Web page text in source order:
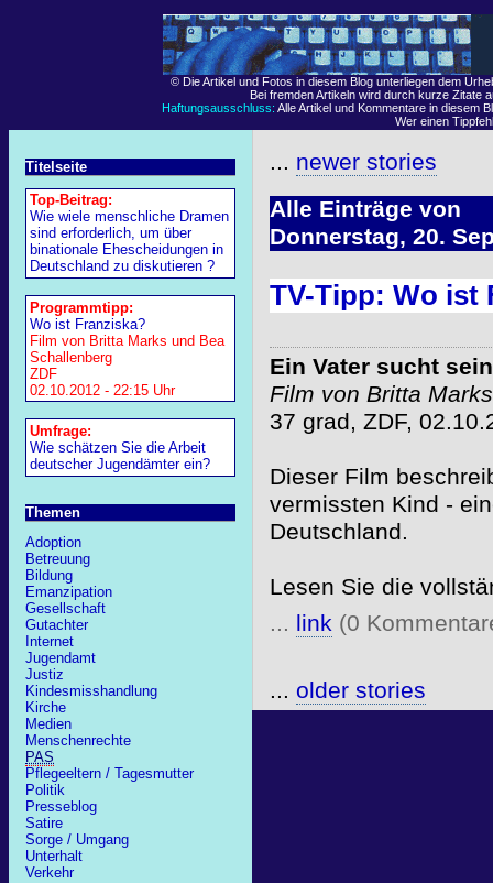
© Die Artikel und Fotos in diesem Blog unterliegen dem
Bei fremden Artikeln wird durch kurze Zitate
Haftungsausschluss: Alle Artikel und Kommentare in diesem
Wer einen
Titelseite
Top-Beitrag:
Wie wiele menschliche Dramen
sind erforderlich, um über
binationale Ehescheidungen in
Deutschland zu diskutieren ?
Programmtipp:
Wo ist Franziska?
Film von Britta Marks und Bea
Schallenberg
ZDF
02.10.2012 - 22:15 Uhr
Umfrage:
Wie schätzen Sie die Arbeit
deutscher Jugendämter ein?
Themen
Adoption
Betreuung
Bildung
Emanzipation
Gesellschaft
Gutachter
Internet
Jugendamt
Justiz
Kindesmisshandlung
Kirche
Medien
Menschenrechte
PAS
Pflegeeltern / Tagesmutter
Politik
Presseblog
Satire
Sorge / Umgang
Unterhalt
Verkehr
... newer stories
Alle Einträge von
Donnerstag, 20.
TV-Tipp: Wo ist
Ein Vater sucht
Film von Britta
37 grad, ZDF,
Dieser Film
vermissten Kind -
Deutschland.
Lesen Sie die
... link(0
... older stories